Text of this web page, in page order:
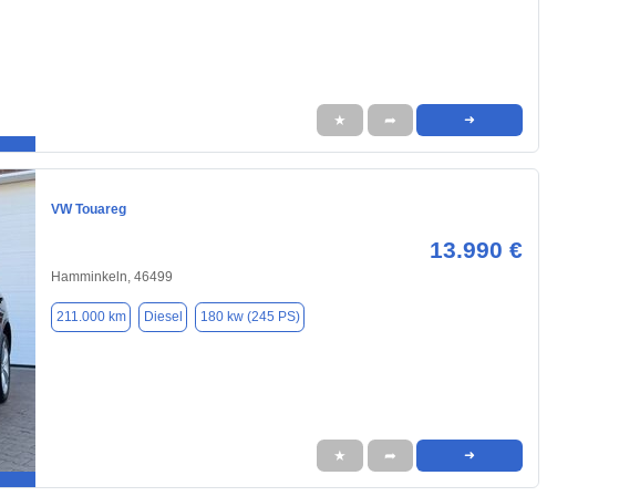
★ ➦ ➜
VW Touareg
13.990 €
Hamminkeln, 46499
211.000 km Diesel 180 kw (245 PS)
★ ➦ ➜